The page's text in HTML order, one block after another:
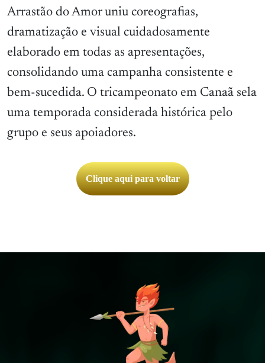
Arrastão do Amor uniu coreografias,
dramatização e visual cuidadosamente
elaborado em todas as apresentações,
consolidando uma campanha consistente e
bem-sucedida. O tricampeonato em Canaã sela
uma temporada considerada histórica pelo
grupo e seus apoiadores.
Clique aqui para voltar